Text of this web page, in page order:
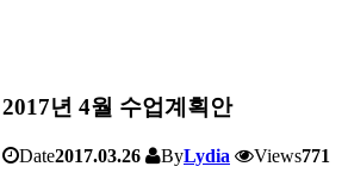
2017년 4월 수업계획안
Date2017.03.26 ByLydia Views771